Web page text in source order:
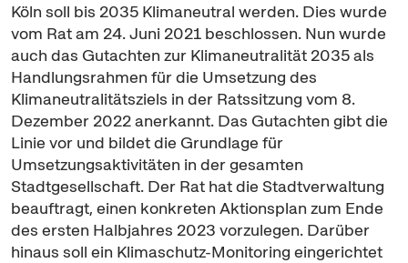
Köln soll bis 2035 Klimaneutral werden. Dies wurde
vom Rat am 24. Juni 2021 beschlossen. Nun wurde
auch das Gutachten zur Klimaneutralität 2035 als
Handlungsrahmen für die Umsetzung des
Klimaneutralitätsziels in der Ratssitzung vom 8.
Dezember 2022 anerkannt. Das Gutachten gibt die
Linie vor und bildet die Grundlage für
Umsetzungsaktivitäten in der gesamten
Stadtgesellschaft. Der Rat hat die Stadtverwaltung
beauftragt, einen konkreten Aktionsplan zum Ende
des ersten Halbjahres 2023 vorzulegen. Darüber
hinaus soll ein Klimaschutz-Monitoring eingerichtet